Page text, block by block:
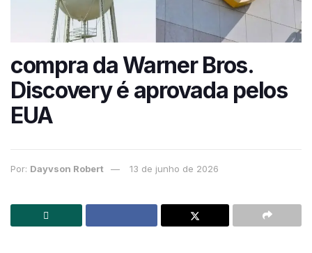
compra da Warner Bros.
Discovery é aprovada pelos
EUA
Por: Dayvson Robert 13 de junho de 2026